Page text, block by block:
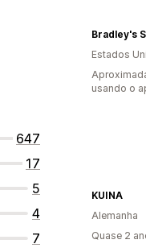
647
17
5
4
7
Bradley's
Estados
usando o
KUINA
Alemanha
Quase 2